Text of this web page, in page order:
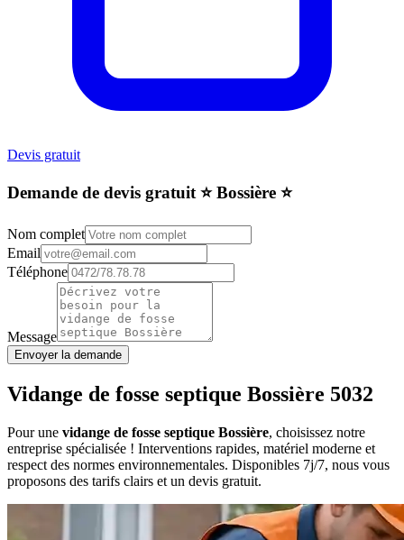
Devis gratuit
Demande de devis gratuit ⭐️ Bossière ⭐️
Nom complet
Email
Téléphone
Message
Envoyer la demande
Vidange de fosse septique Bossière 5032
Pour une vidange de fosse septique Bossière, choisissez notre
entreprise spécialisée ! Interventions rapides, matériel moderne et
respect des normes environnementales. Disponibles 7j/7, nous vous
proposons des tarifs clairs et un devis gratuit.